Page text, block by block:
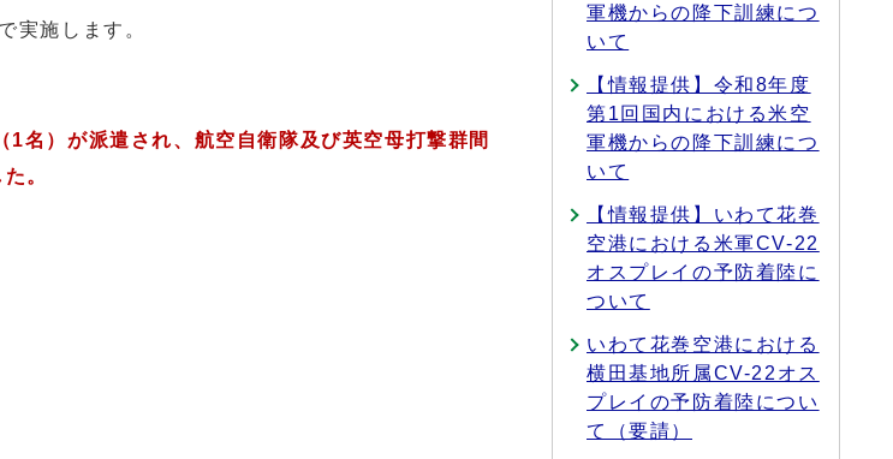
実施します。
名）が派遣され、航空自衛隊及び英空母打撃群間
。
軍機からの降下訓練につ
いて
【情報提供】令和8年度
第1回国内における米空
軍機からの降下訓練につ
いて
【情報提供】いわて花巻
空港における米軍CV-22
オスプレイの予防着陸に
ついて
いわて花巻空港における
横田基地所属CV-22オス
プレイの予防着陸につい
て（要請）